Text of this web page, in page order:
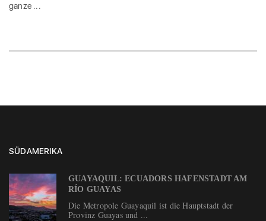
ganze ...
SÜDAMERIKA
GUAYAQUIL: ECUADORS HAFENSTADT AM
RÍO GUAYAS
Die Metropole Guayaquil ist die Hauptstadt der
Provinz Guayas und ...